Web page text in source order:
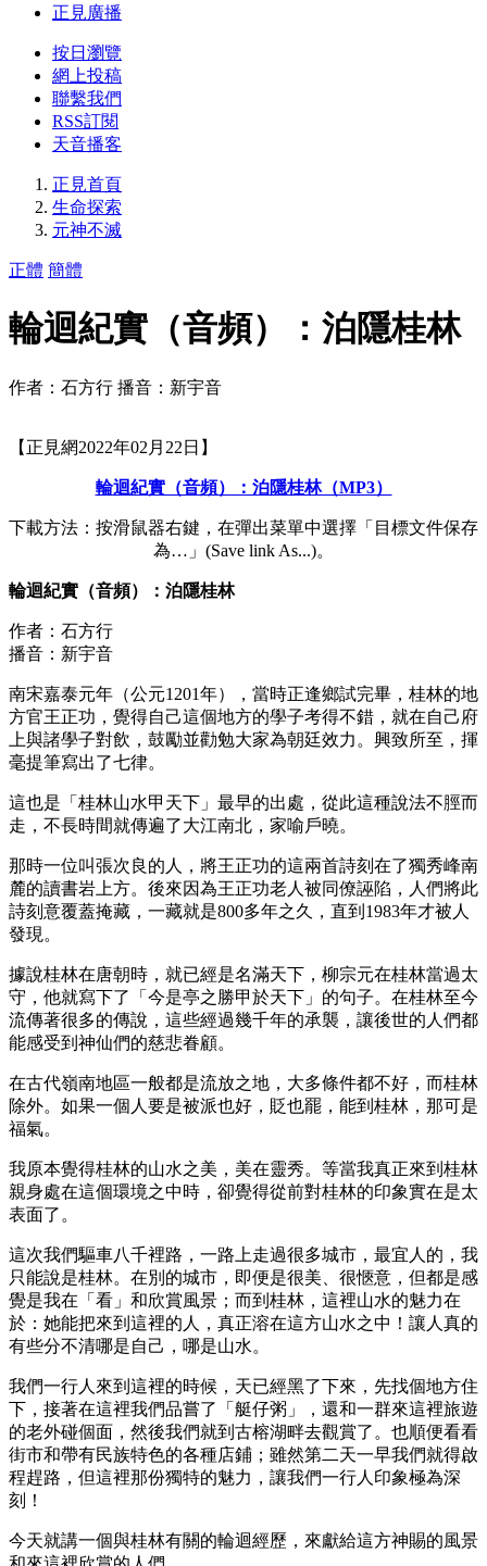
正見廣播
按日瀏覽
網上投稿
聯繫我們
RSS訂閱
天音播客
正見首頁
生命探索
元神不滅
正體 簡體
輪迴紀實（音頻）：泊隱桂林
作者：石方行 播音：新宇音
【正見網2022年02月22日】
輪迴紀實（音頻）：泊隱桂林（MP3）
下載方法：按滑鼠器右鍵，在彈出菜單中選擇「目標文件保存
為…」(Save link As...)。
輪迴紀實（音頻）：泊隱桂林
作者：石方行
播音：新宇音
南宋嘉泰元年（公元1201年），當時正逢鄉試完畢，桂林的地
方官王正功，覺得自己這個地方的學子考得不錯，就在自己府
上與諸學子對飲，鼓勵並勸勉大家為朝廷效力。興致所至，揮
毫提筆寫出了七律。
這也是「桂林山水甲天下」最早的出處，從此這種說法不脛而
走，不長時間就傳遍了大江南北，家喻戶曉。
那時一位叫張次良的人，將王正功的這兩首詩刻在了獨秀峰南
麓的讀書岩上方。後來因為王正功老人被同僚誣陷，人們將此
詩刻意覆蓋掩藏，一藏就是800多年之久，直到1983年才被人
發現。
據說桂林在唐朝時，就已經是名滿天下，柳宗元在桂林當過太
守，他就寫下了「今是亭之勝甲於天下」的句子。在桂林至今
流傳著很多的傳說，這些經過幾千年的承襲，讓後世的人們都
能感受到神仙們的慈悲眷顧。
在古代嶺南地區一般都是流放之地，大多條件都不好，而桂林
除外。如果一個人要是被派也好，貶也罷，能到桂林，那可是
福氣。
我原本覺得桂林的山水之美，美在靈秀。等當我真正來到桂林
親身處在這個環境之中時，卻覺得從前對桂林的印象實在是太
表面了。
這次我們驅車八千裡路，一路上走過很多城市，最宜人的，我
只能說是桂林。在別的城市，即便是很美、很愜意，但都是感
覺是我在「看」和欣賞風景；而到桂林，這裡山水的魅力在
於：她能把來到這裡的人，真正溶在這方山水之中！讓人真的
有些分不清哪是自己，哪是山水。
我們一行人來到這裡的時候，天已經黑了下來，先找個地方住
下，接著在這裡我們品嘗了「艇仔粥」，還和一群來這裡旅遊
的老外碰個面，然後我們就到古榕湖畔去觀賞了。也順便看看
街市和帶有民族特色的各種店鋪；雖然第二天一早我們就得啟
程趕路，但這裡那份獨特的魅力，讓我們一行人印象極為深
刻！
今天就講一個與桂林有關的輪迴經歷，來獻給這方神賜的風景